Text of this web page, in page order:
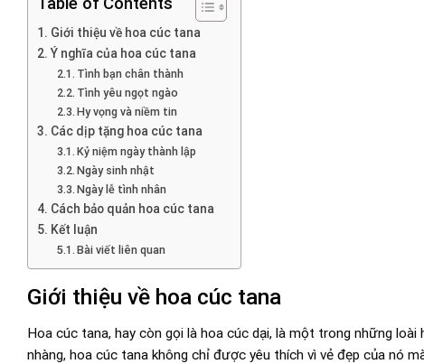
Giới thiệu về hoa cúc tana
Ý nghĩa của hoa cúc tana
Tình bạn chân thành
Tình yêu ngọt ngào
Hy vọng và niềm tin
Các dịp tặng hoa cúc tana
Kỷ niệm ngày thành lập
Ngày sinh nhật
Ngày lễ tình nhân
Cách bảo quản hoa cúc tana
Kết luận
Bài viết liên quan
Giới thiệu về hoa cúc tana
Hoa cúc tana, hay còn gọi là hoa cúc dại, là một trong những
nhàng, hoa cúc tana không chỉ được yêu thích vì vẻ đẹp của nó